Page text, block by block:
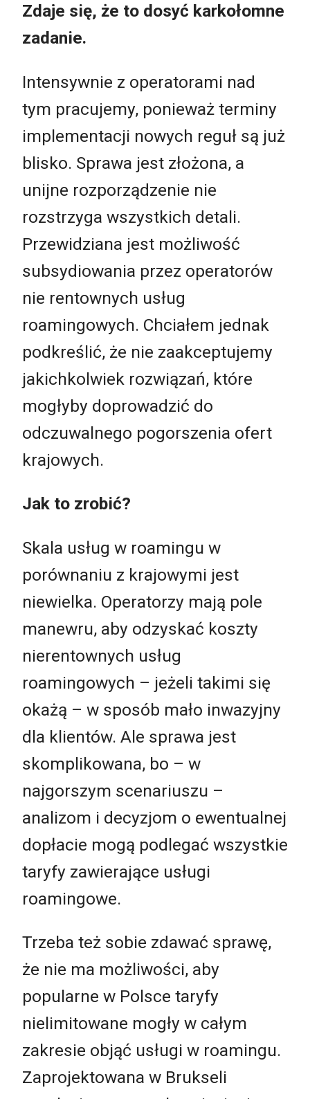
Zdaje się, że to dosyć karkołomne
zadanie.
Intensywnie z operatorami nad
tym pracujemy, ponieważ terminy
implementacji nowych reguł są już
blisko. Sprawa jest złożona, a
unijne rozporządzenie nie
rozstrzyga wszystkich detali.
Przewidziana jest możliwość
subsydiowania przez operatorów
nie rentownych usług
roamingowych. Chciałem jednak
podkreślić, że nie zaakceptujemy
jakichkolwiek rozwiązań, które
mogłyby doprowadzić do
odczuwalnego pogorszenia ofert
krajowych.
Jak to zrobić?
Skala usług w roamingu w
porównaniu z krajowymi jest
niewielka. Operatorzy mają pole
manewru, aby odzyskać koszty
nierentownych usług
roamingowych – jeżeli takimi się
okażą – w sposób mało inwazyjny
dla klientów. Ale sprawa jest
skomplikowana, bo – w
najgorszym scenariuszu –
analizom i decyzjom o ewentualnej
dopłacie mogą podlegać wszystkie
taryfy zawierające usługi
roamingowe.
Trzeba też sobie zdawać sprawę,
że nie ma możliwości, aby
popularne w Polsce taryfy
nielimitowane mogły w całym
zakresie objąć usługi w roamingu.
Zaprojektowana w Brukseli